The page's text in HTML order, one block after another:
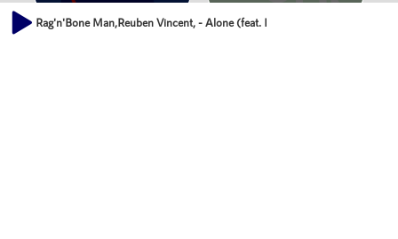
Rag'n'Bone Man,Reuben Vincent, - Alone (feat. Reuben Vincent) -